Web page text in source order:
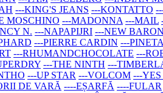
---KING'S JEANS ---KONTATTO
MOSCHINO ---MADONNA ---MAIL
N. ---NAPAPIJRI ---NEW BARON
---PIERRE CARDIN ---PINETA
---RHUMANDCHOCOLATE ---
---THE NINTH ---
---UP STAR ---VOLCOM ---YES
DE VARĂ ----EȘARFĂ ----FULAR